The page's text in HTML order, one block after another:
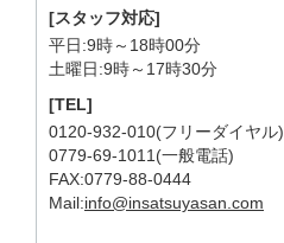
[スタッフ対応]
平日:9時～18時00分
土曜日:9時～17時30分
[TEL]
0120-932-010(フリーダイヤル)
0779-69-1011(一般電話)
FAX:0779-88-0444
Mail:info@insatsuyasan.com